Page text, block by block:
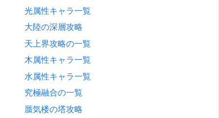
光属性キャラ一覧
大陸の深層攻略
天上界攻略の一覧
木属性キャラ一覧
水属性キャラ一覧
究極融合の一覧
蜃気楼の塔攻略